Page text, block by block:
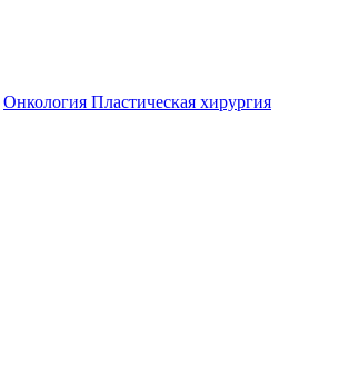
Онкология Пластическая хирургия